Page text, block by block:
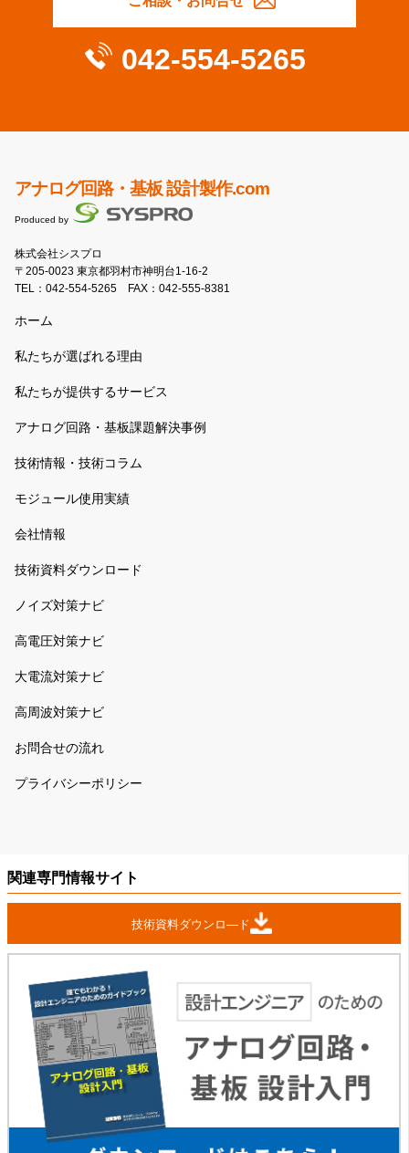
042-554-5265
アナログ回路・基板 設計製作.com
Produced by
株式会社シスプロ
〒205-0023 東京都羽村市神明台1-16-2
TEL： 042-554-5265 FAX：042-555-8381
ホーム
私たちが選ばれる理由
私たちが提供するサービス
アナログ回路・基板課題解決事例
技術情報・技術コラム
モジュール使用実績
会社情報
技術資料ダウンロード
ノイズ対策ナビ
高電圧対策ナビ
大電流対策ナビ
高周波対策ナビ
お問合せの流れ
プライバシーポリシー
関連専門情報サイト
技術資料ダウンロ―ド